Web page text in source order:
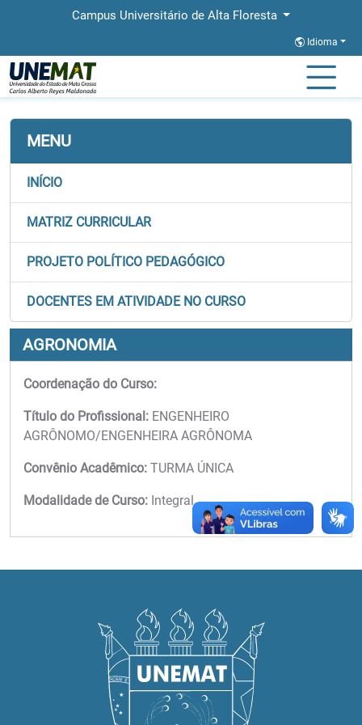
Campus Universitário de Alta Floresta
Idioma
Página Inicial Agronomia
MENU
INÍCIO
MATRIZ CURRICULAR
PROJETO POLÍTICO PEDAGÓGICO
DOCENTES EM ATIVIDADE NO CURSO
AGRONOMIA
Coordenação do Curso:
Título do Profissional: ENGENHEIRO
AGRÔNOMO/ENGENHEIRA AGRÔNOMA
Convênio Acadêmico: TURMA ÚNICA
Modalidade de Curso: Integral